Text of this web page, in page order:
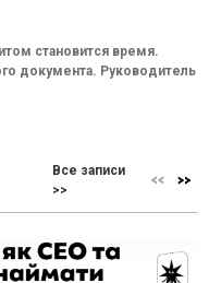
становится время.
документа. Руководитель
Все записи
>>